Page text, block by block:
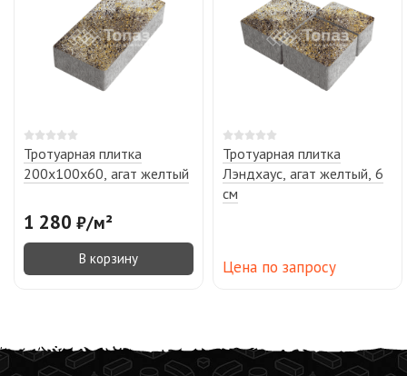
Тротуарная плитка
200х100х60, агат желтый
1 280 ₽/м²
В корзину
Тротуарная плитка
Лэндхаус, агат желтый, 6
см
Цена по запросу